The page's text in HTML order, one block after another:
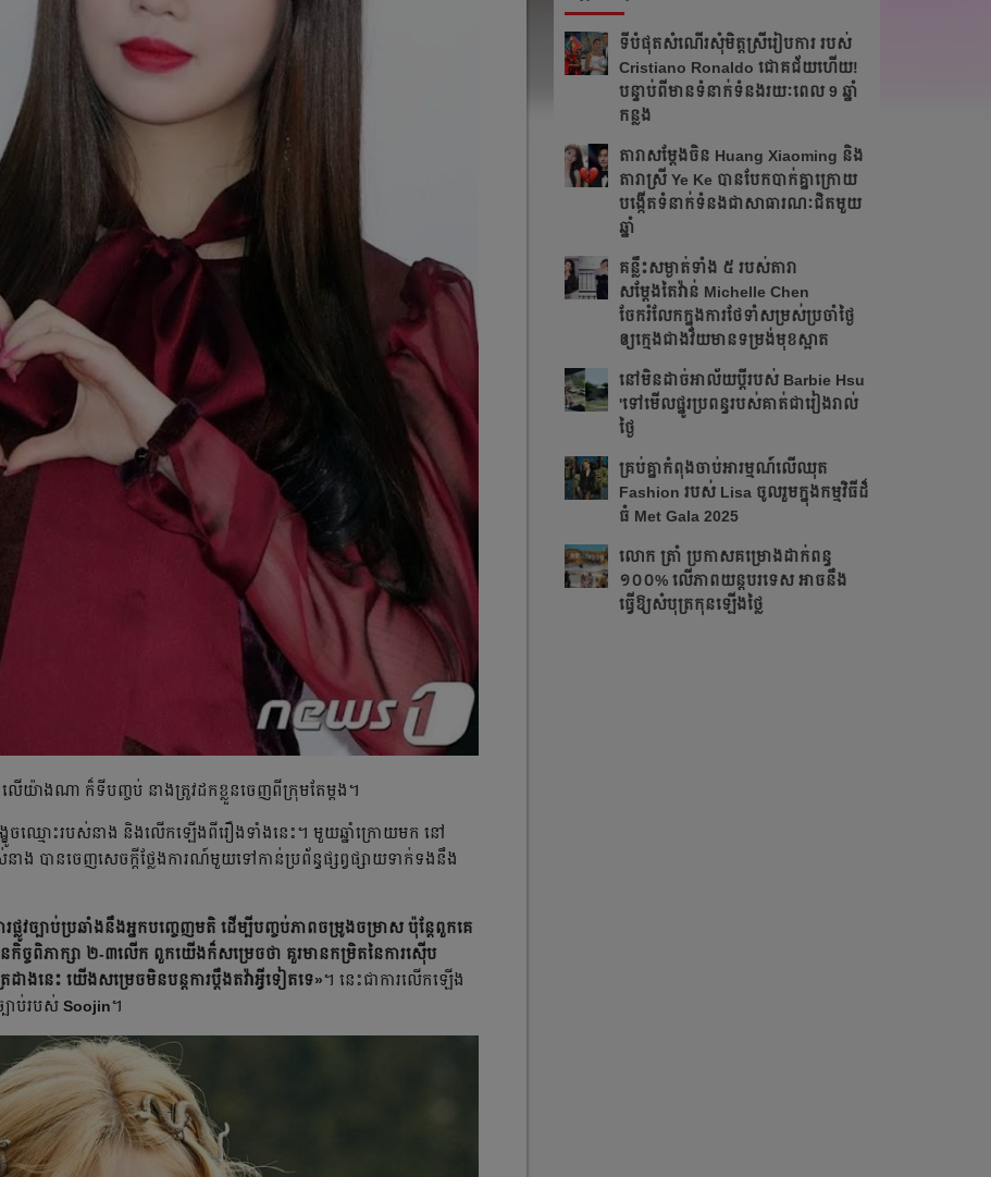
ើយ៉ាងណា ក៏​ទីបញ្ចប់ នាង​ត្រូវ​ដកខ្លួនចេញពីក្រុម​តែម្ដង។
ខូចឈ្មោះរបស់​នាង​ និងលើកឡើងពីរឿងទាំងនេះ។ មួយឆ្នាំក្រោយមក នៅ​
នាង​ បាន​ចេញសេចក្ដី​ថ្លែងការណ៍មួយទៅកាន់ប្រព័ន្ធផ្សព្វផ្សាយទាក់ទងនឹង​
លូវច្បាប់ប្រឆាំងនឹង​អ្នកបញ្ចេញមតិ ដើម្បី​បញ្ចប់​ភាពចម្រូងចម្រាស ប៉ុន្តែពួកគេ​
ពិភាក្សា ២-៣លើក ពួកយើងក៏​សម្រេច​ថា​ គួរមាន​កម្រិតនៃការ​ស៊ើប
ដាងនេះ យើងសម្រេច​មិនបន្តការប្ដឹងតវ៉ាអ្វីទៀតទេ»។​ នេះជាការលើកឡើង
បាប់របស់ Soojin។
ទីបំផុតសំណើរសុំមិត្តស្រីរៀបការ របស់
Cristiano Ronaldo ជោគជ័យហើយ!
បន្ទាប់ពីមានទំនាក់ទំនងរយៈពេល 9 ឆ្នាំ
កន្លង
តារាសម្ដែងចិន Huang Xiaoming និង
តារាស្រី Ye Ke បានបែកបាក់គ្នាក្រោយ
បង្កើតទំនាក់ទំនងជាសាធារណៈជិតមួយ
ឆ្នាំ
គន្លឹះសម្ងាត់ទាំង ៥ របស់តារា
សម្តែងតៃវ៉ាន់ Michelle Chen
ចែករំលែកក្នុងការថែទាំសម្រស់ប្រចាំថ្ងៃ
ឲ្យក្មេងជាងវ័យមានទម្រង់មុខស្អាត
នៅមិនដាច់អាល័យប្តីរបស់ Barbie Hsu
'ទៅមើលផ្នូរប្រពន្ធរបស់គាត់ជារៀងរាល់
ថ្ងៃ
គ្រប់គ្នាកំពុងចាប់អារម្មណ៍លើឈុត
Fashion របស់ Lisa ចូលរួមក្នុងកម្មវិធីដ៏
ធំ Met Gala 2025
លោក ត្រាំ ប្រកាសគម្រោងដាក់ពន្ធ
១០០% លើភាពយន្តបរទេស អាចនឹង
ធ្វើឱ្យសំបុត្រកុនឡើងថ្លៃ